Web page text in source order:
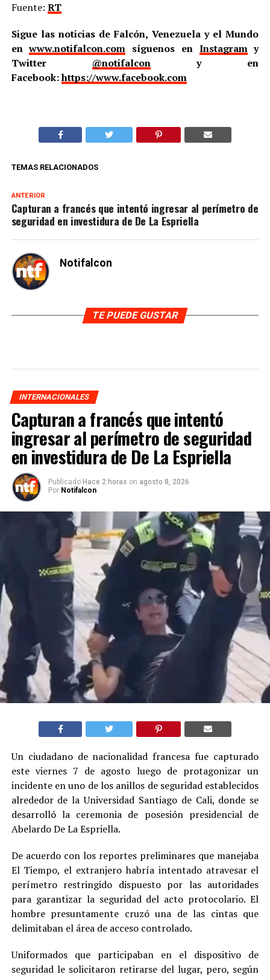
Fuente: RT
Sigue las noticias de Falcón, Venezuela y el Mundo
enwww.notifalcon.com síguenos en Instagramy
Twitter @notifalcony en
Facebook:https://www.facebook.com
TEMAS RELACIONADOS
ANTERIOR
Capturan a francés que intentó ingresar al perímetro de
seguridad en investidura de De La Espriella
Notifalcon
TE PUEDE GUSTAR
INTERNACIONALES
Capturan a francés que intentó
ingresar al perímetro de seguridad
en investidura de De La Espriella
Publicado Hace 2 horas on agosto 8, 2026
Por Notifalcon
Un ciudadano de nacionalidad francesa fue capturado
este viernes 7 de agosto luego de protagonizar un
incidente en uno de los anillos de seguridad establecidos
alrededor de la Universidad Santiago de Cali, donde se
desarrolló la ceremonia de posesión presidencial de
Abelardo De La Espriella.
De acuerdo con los reportes preliminares que manejaba
El Tiempo, el extranjero habría intentado atravesar el
perímetro restringido dispuesto por las autoridades
para garantizar la seguridad del acto protocolario. El
hombre presuntamente cruzó una de las cintas que
delimitaban el área de acceso controlado.
Uniformados que participaban en el dispositivo de
seguridad le solicitaron retirarse del lugar, pero, según